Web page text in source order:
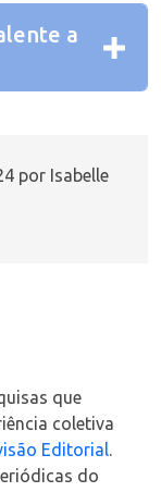
a
por Isabelle
que
coletiva
Editorial.
do